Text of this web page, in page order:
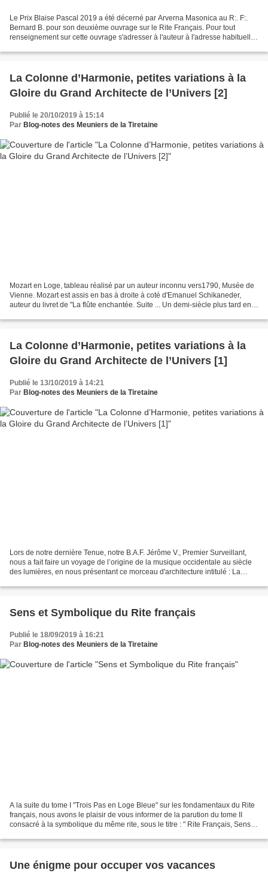
Le Prix Blaise Pascal 2019 a été décerné par Arverna Masonica au R:. F:.
Bernard B. pour son deuxième ouvrage sur le Rite Français. Pour tout
renseignement sur cette ouvrage s'adresser à l'auteur à l'adresse habituelle
La Colonne d’Harmonie, petites variations à la
Gloire du Grand Architecte de l’Univers [2]
Publié le 20/10/2019 à 15:14
Par Blog-notes des Meuniers de la Tiretaine
Mozart en Loge, tableau réalisé par un auteur inconnu vers1790, Musée de
Vienne. Mozart est assis en bas à droite à coté d'Emanuel Schikaneder,
auteur du livret de "La flûte enchantée. Suite ... Un demi-siècle plus tard en
La Colonne d’Harmonie, petites variations à la
Gloire du Grand Architecte de l’Univers [1]
Publié le 13/10/2019 à 14:21
Par Blog-notes des Meuniers de la Tiretaine
Lors de notre dernière Tenue, notre B.A.F. Jérôme V., Premier Surveillant,
nous a fait faire un voyage de l’origine de la musique occidentale au siècle
des lumières, en nous présentant ce morceau d'architecture intitulé : La
Sens et Symbolique du Rite français
Publié le 18/09/2019 à 16:21
Par Blog-notes des Meuniers de la Tiretaine
A la suite du tome I "Trois Pas en Loge Bleue" sur les fondamentaux du Rite
français, nous avons le plaisir de vous informer de la parution du tome II
consacré à la symbolique du même rite, sous le titre : " Rite Français, Sens et
Une énigme pour occuper vos vacances